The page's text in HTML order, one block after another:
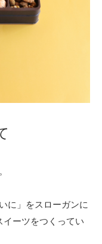
に」をスローガンに
ーツをつくってい